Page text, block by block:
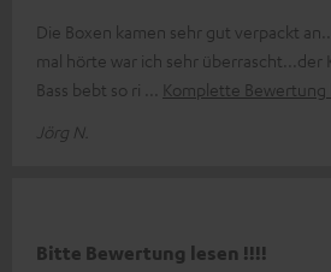
Die Boxen kamen sehr gut verpackt
mal hörte war ich sehr überrascht...der
Bass bebt so ri
Komplette Bewertung
Jörg N.
Bitte Bewertung lesen !!!!